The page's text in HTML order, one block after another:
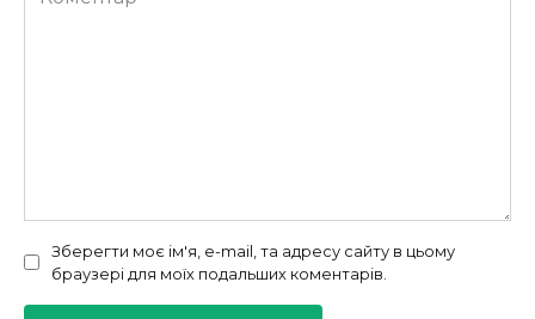
Зберегти моє ім'я, e-mail, та адресу сайту в цьому
браузері для моїх подальших коментарів.